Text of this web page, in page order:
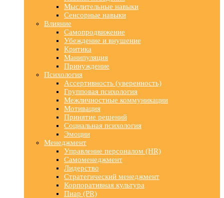
Мыслительные навыки
Сенсорные навыки
Влияние
Самопродвижение
Убеждение и внушение
Критика
Манипуляция
Принуждение
Психология
Ассертивность (уверенность)
Групповая психология
Межличностные коммуникации
Мотивация
Принятие решений
Социальная психология
Эмоции
Менеджмент
Управление персоналом (HR)
Самоменеджмент
Лидерство
Стратегический менеджмент
Корпоративная культура
Пиар (PR)